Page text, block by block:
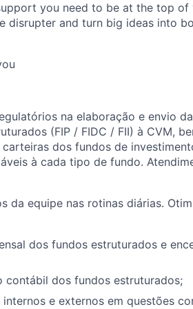
you need to be at the top of
and turn big ideas into
na elaboração e envio
(FIP / FIDC / FII) à CVM,
dos fundos de
à cada tipo de fundo.
da equipe nas rotinas diárias.
dos fundos estruturados e
contábil dos fundos estruturados;
e externos em questões